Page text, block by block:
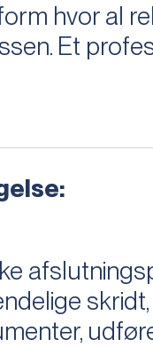
hvor al
Et